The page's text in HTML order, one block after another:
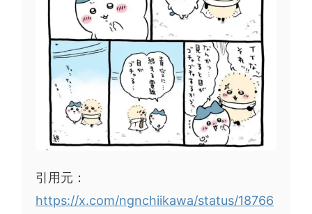
引用元：
https://x.com/ngnchiikawa/status/18766